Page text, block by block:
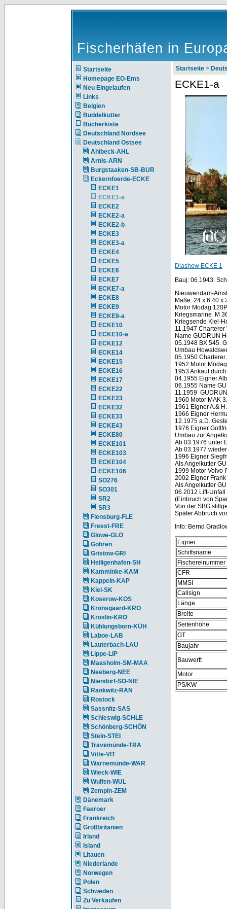
Fischerhäfen in
Startseite
Homepage EO-Ems
Neu Eingelaufen
Links
Belgien
Buddelkutter
Bücherkiste
Deutschland Nordsee
Deutschland Ostsee
Ahlbeck-AHL
Arnis-ARN
Burgstaaken-SB-BUR
Eckernfoerde-ECKE
ECKE1
ECKE1-a
ECKE2
ECKE2-a
ECKE2-b
ECKE3
ECKE3-a
ECKE4
ECKE5
ECKE6
ECKE7
ECKE7-a
ECKE8
ECKE9
ECKE9-a
ECKE10
ECKE10-a
ECKE12
ECKE14
ECKE15
ECKE16
ECKE17
ECKE22
ECKE23
ECKE32
ECKE33
ECKE43
ECKE80
ECKE101
ECKE103
ECKE104
ECKE106
SO276
SO301
SR2
SR3
Flensburg-FLE
Freest-FRE
Glowe-GLO
Göhren
Gristow-GRI
Heiligenhafen-SH
Kamminke-KAM
Kappeln-KAP
Kiel-SK
Koserow-KOS
Kronsgaard-KRO
Kröslin-KRÖ
Kühlungsborn-KÜH
Laboe-LAB
Lauterbach-LAU
Lippe-LIP
Maasholm-SM-MAA
Neeberg-NEE
Niendorf-SO-NIE
Rankwitz-RAN
Rostock
Sassnitz-SAS
Schleswig-SCHLE
Schönberg-SCHÖN
Stein-STEI
Travemünde-TRA
Vitte-VIT
Warnemünde-WAR
Wieck-WIE
Wulfen-WUL
Zempin-ZEM
Dänemark
Faeroer
Frankreich
Großbritanien
Irland
Island
Litauen
Niederlande
Norwegen
Polen
Schweden
Zu Verkaufen
Startseite >
ECKE1-a
Diashow ECKE 1
Bauj: 06.1943.
Nieuwendam-
Maße: 24 x 6.40 x
Motor Modag
Kriegsmarine M
Kriegsende Kiel-
11.1947
Name GUDRUN
05.1948 BX 545.
Umbau
05.1950
1952 Motor
1953 Ankauf
04.1955 Eigner
06.1955 Name
11.1959
1960 Motor MAK
1961 Eigner A.&
1966 Eigner
12.1975 a.D.
1976 Eigner
Umbau zur
Ab 03.1976 unter
Ab 03.1977
1996 Eigner
Als Angelkutter
1999 Motor
2002 Eigner
Als Angelkutter
06.2012 Lift-Unfall
(Einbruch von
Von der SBG
Später Abbruch
Info: Bernd
Eigner
Schiffsname
Fischereinummer
CFR
MMSI
Callsign
Länge
Breite
Seitenhöhe
GT
Baujahr
Bauwerft
Motor
PS/KW